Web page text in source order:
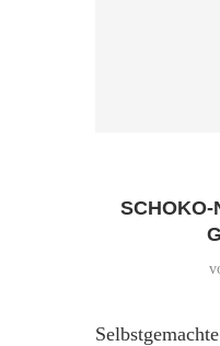
SCHOKO-